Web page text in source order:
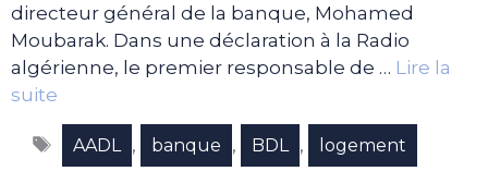
directeur général de la banque, Mohamed
Moubarak. Dans une déclaration à la Radio
algérienne, le premier responsable de … Lire la
suite
Étiquettes
AADL , banque , BDL , logement